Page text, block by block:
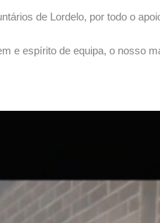
de Lordelo, por todo o
e espírito de equipa, o nosso